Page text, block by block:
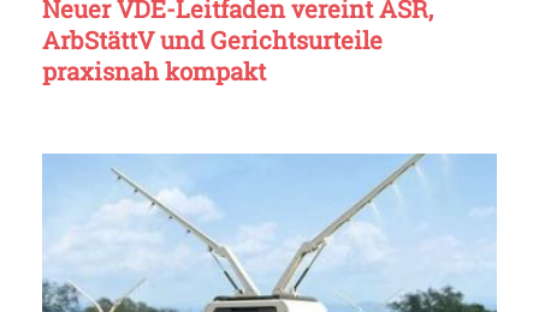
Neuer VDE-Leitfaden vereint ASR,
ArbStättV und Gerichtsurteile
praxisnah kompakt